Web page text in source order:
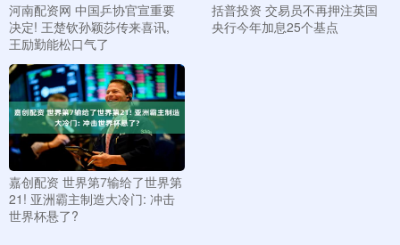
河南配资网 中国乒协官宣重要
决定! 王楚钦孙颖莎传来喜讯,
王励勤能松口气了
括普投资 交易员不再押注英国
央行今年加息25个基点
嘉创配资 世界第7输给了世界第
21! 亚洲霸主制造大冷门: 冲击
世界杯悬了?